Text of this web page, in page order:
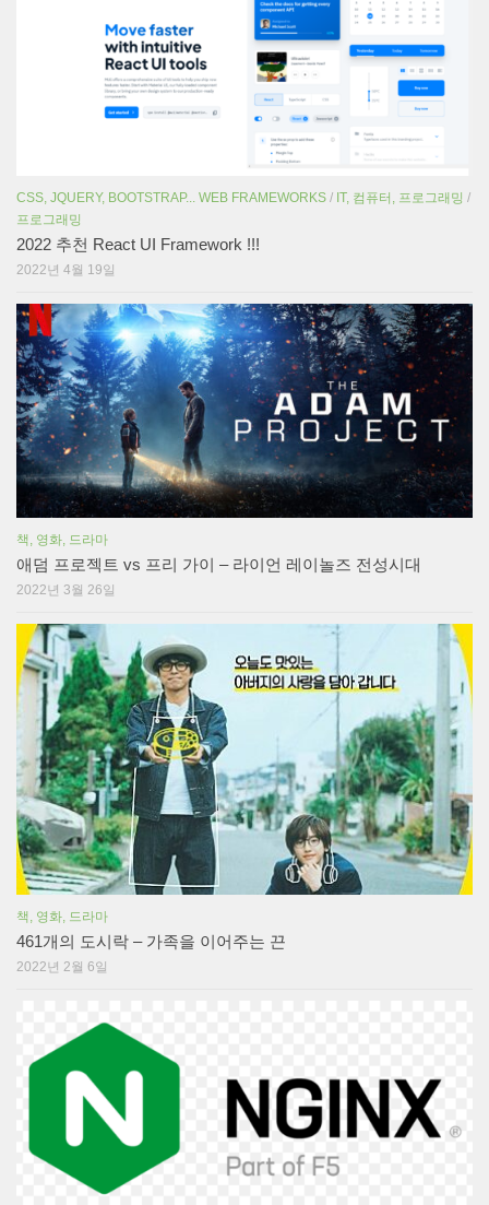
CSS, JQUERY, BOOTSTRAP... WEB FRAMEWORKS / IT, 컴퓨터, 프로그래밍 /
프로그래밍
2022 추천 React UI Framework !!!
2022년 4월 19일
책, 영화, 드라마
애덤 프로젝트 vs 프리 가이 – 라이언 레이놀즈 전성시대
2022년 3월 26일
책, 영화, 드라마
461개의 도시락 – 가족을 이어주는 끈
2022년 2월 6일